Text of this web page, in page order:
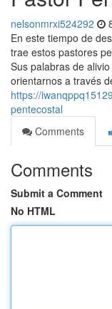
nelsonmrxi524292
En este tiempo de
trae estos pastores
Sus palabras de
orientarnos a través
https://
pentecostal
Comments
Comments
Submit a Comment
No HTML